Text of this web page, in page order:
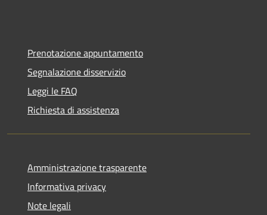
Prenotazione appuntamento
Segnalazione disservizio
Leggi le FAQ
Richiesta di assistenza
Amministrazione trasparente
Informativa privacy
Note legali